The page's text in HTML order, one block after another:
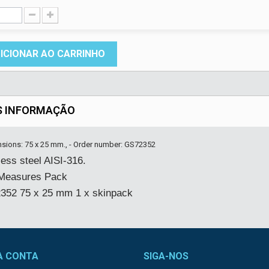
AO CARRINHO
INFORMAÇÃO
75 x 25 mm., - Order number: GS72352
steel AISI-316.
Pack
75 x 25 mm 1 x skinpack
CONTA SIGA-NOS